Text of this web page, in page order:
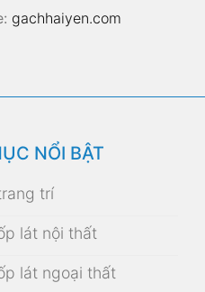
gachhaiyen.com
NỔI BẬT
trí
lát nội thất
lát ngoại thất